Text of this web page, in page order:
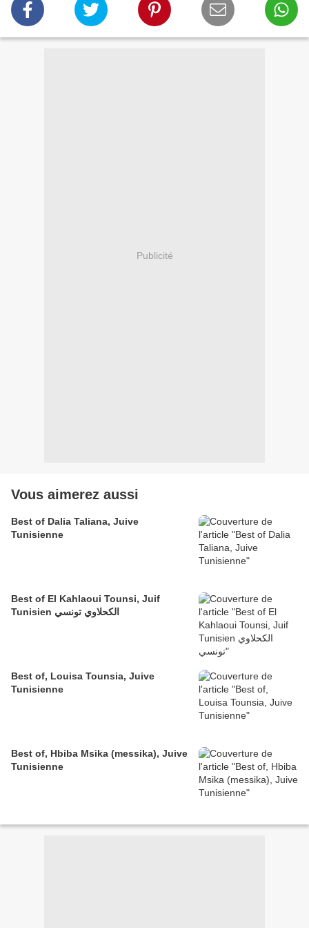
Publicité
Vous aimerez aussi
Best of Dalia Taliana, Juive
Tunisienne
Best of El Kahlaoui Tounsi, Juif
Tunisien الكحلاوي تونسي
Best of, Louisa Tounsia, Juive
Tunisienne
Best of, Hbiba Msika (messika), Juive
Tunisienne